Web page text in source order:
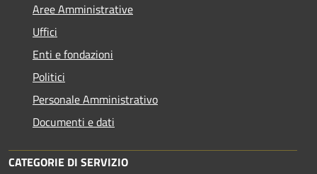
Aree Amministrative
Uffici
Enti e fondazioni
Politici
Personale Amministrativo
Documenti e dati
CATEGORIE DI SERVIZIO